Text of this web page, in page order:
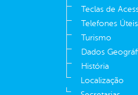
Teclas de
Telefones Úteis
Turismo
Dados
História
Localização